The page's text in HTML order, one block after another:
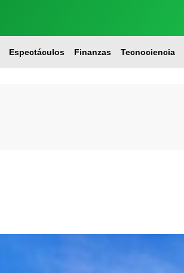
Espectáculos Finanzas Tecnociencia